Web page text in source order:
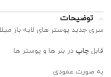
توضیحات
سری جدید پوستر های لایه باز
قابل چاپ در بنر ها و پوستر ها
به صورت عمودی